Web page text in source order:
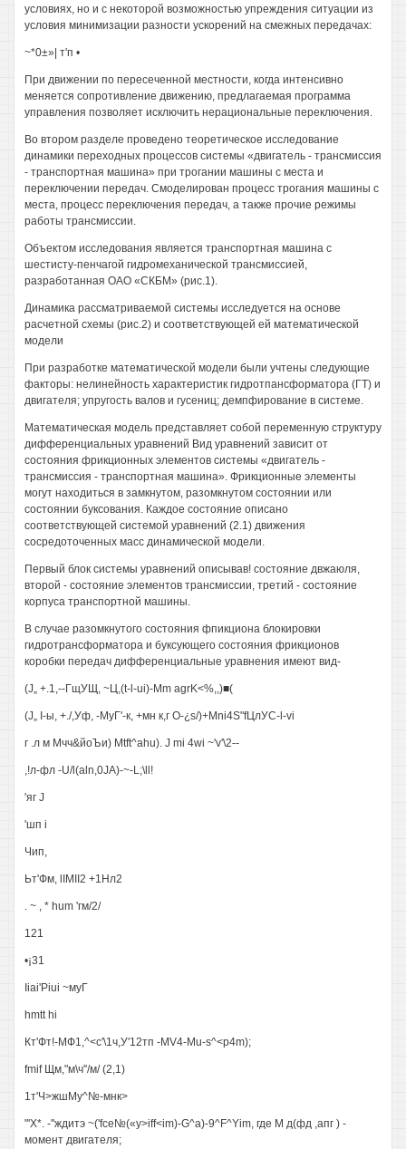
условиях, но и с некоторой возможностью упреждения ситуации из
условия минимизации разности ускорений на смежных передачах:
~*0±»| т'п •
При движении по пересеченной местности, когда интенсивно
меняется сопротивление движению, предлагаемая программа
управления позволяет исключить нерациональные переключения.
Во втором разделе проведено теоретическое исследование
динамики переходных процессов системы «двигатель - трансмиссия
- транспортная машина» при трогании машины с места и
переключении передач. Смоделирован процесс трогания машины с
места, процесс переключения передач, а также прочие режимы
работы трансмиссии.
Объектом исследования является транспортная машина с
шестисту-пенчагой гидромеханической трансмиссией,
разработанная ОАО «СКБМ» (рис.1).
Динамика рассматриваемой системы исследуется на основе
расчетной схемы (рис.2) и соответствующей ей математической
модели
При разработке математической модели были учтены следующие
факторы: нелинейность характеристик гидротпансформатора (ГТ) и
двигателя; упругость валов и гусениц; демпфирование в системе.
Математическая модель представляет собой переменную структуру
дифференциальных уравнений Вид уравнений зависит от
состояния фрикционных элементов системы «двигатель -
трансмиссия - транспортная машина». Фрикционные элементы
могут находиться в замкнутом, разомкнутом состоянии или
состоянии буксования. Каждое состояние описано
соответствующей системой уравнений (2.1) движения
сосредоточенных масс динамической модели.
Первый блок системы уравнений описывав! состояние двжаюля,
второй - состояние элементов трансмиссии, третий - состояние
корпуса транспортной машины.
В случае разомкнутого состояния фпикциона блокировки
гидротрансформатора и буксующего состояния фрикционов
коробки передач дифференциальные уравнения имеют вид-
(J„ +.1,--ГщУЩ, ~Ц,(t-l-ui)-Mm agrK<%,,)■(
(J„ I-ы, +./,Уф, -МуГ'-к, +мн к,г О-¿s/)+Mni4S"fЦлУС-l-vi
г .л м Мчч&йоЪи) Mtft^ahu). J mi 4wi ~'v'\2--
,!л-фл -U/l(aln,0JA)-~-L;\ll!
'яг J
'шп i
Чип,
Ьт'Фм, lIMII2 +1Нл2
. ~ , * hum 'гм/2/
121
•¡31
Iiai'Piui ~муГ
hmtt hi
Кт'Фт!-МФ1,^<с'\1ч,У'12тп -MV4-Mu-s^<p4m);
fmif Щм,"м\ч''/м/ (2,1)
1т'Ч>жшМу^№-мнк>
"'X*. -''ждитэ ~('fce№(«y>iff<im)-G^a)-9^F^Yim, где М д(фд ,апг ) -
момент двигателя;